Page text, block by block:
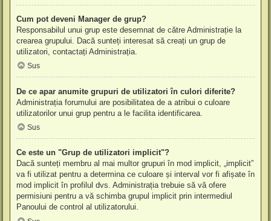
Cum pot deveni Manager de grup?
Responsabilul unui grup este desemnat de către Administrație la
crearea grupului. Dacă sunteți interesat să creați un grup de
utilizatori, contactați Administrația.
Sus
De ce apar anumite grupuri de utilizatori în culori diferite?
Administrația forumului are posibilitatea de a atribui o culoare
utilizatorilor unui grup pentru a le facilita identificarea.
Sus
Ce este un "Grup de utilizatori implicit"?
Dacă sunteți membru al mai multor grupuri în mod implicit, „implicit”
va fi utilizat pentru a determina ce culoare și interval vor fi afișate în
mod implicit în profilul dvs. Administrația trebuie să vă ofere
permisiuni pentru a vă schimba grupul implicit prin intermediul
Panoului de control al utilizatorului.